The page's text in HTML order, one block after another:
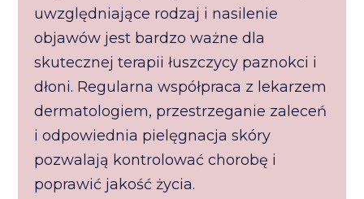
uwzględniające rodzaj i nasilenie
objawów jest bardzo ważne dla
skutecznej terapii łuszczycy paznokci i
dłoni. Regularna współpraca z lekarzem
dermatologiem, przestrzeganie zaleceń
i odpowiednia pielęgnacja skóry
pozwalają kontrolować chorobę i
poprawić jakość życia.